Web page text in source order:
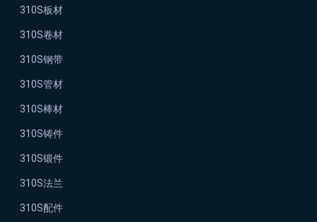
310S板材
310S卷材
310S钢带
310S管材
310S棒材
310S铸件
310S锻件
310S法兰
310S配件